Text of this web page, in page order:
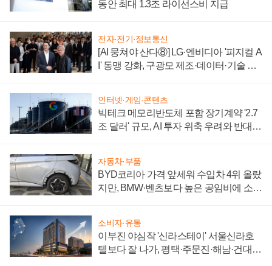
동안 최대 1.3조 라이선스비 지급
전자·전기·정보통신
[AI 뭉쳐야 산다⑧] LG·엔비디아 '피지컬 A
I' 동맹 강화, 구광모 제조·데이터·기술 결
인터넷·게임·콘텐츠
빅테크 메모리반도체 포함 장기계약 '2.7
조 달러' 규모, AI 투자 위축 우려와 반대
자동차·부품
BYD코리아 가격 앞세워 수입차 4위 올랐
지만, BMW·벤츠보다 높은 공임비에 소비
소비자·유통
이부진 야심작 '신라스테이' 서울신라호
텔보다 잘 나가, 평택·주문진·해남·건대로